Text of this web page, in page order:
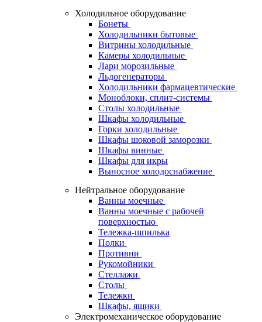
Холодильное оборудование
Бонеты
Холодильники бытовые
Витрины холодильные
Камеры холодильные
Лари морозильные
Льдогенераторы
Холодильники фармацевтические
Моноблоки, сплит-системы
Столы холодильные
Шкафы холодильные
Горки холодильные
Шкафы шоковой заморозки
Шкафы винные
Шкафы для икры
Выносное холодоснабжение
Нейтральное оборудование
Ванны моечные
Ванны моечные с рабочей
поверхностью
Тележка-шпилька
Полки
Противни
Рукомойники
Стеллажи
Столы
Тележки
Шкафы, ящики
Электромеханическое оборудование